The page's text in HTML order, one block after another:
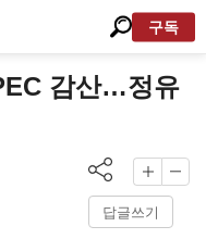
구독
감산…정유
답글쓰기